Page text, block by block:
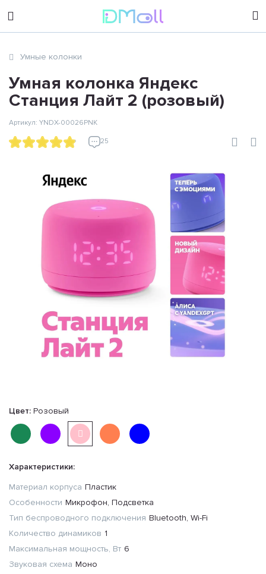
sales@dimoll.ru
Умные колонки
Умная колонка Яндекс
Станция Лайт 2 (розовый)
25
Артикул: YNDX-00026PNK
Цвет: Розовый
Характеристики:
Материал корпуса Пластик
Особенности Микрофон, Подсветка
Тип беспроводного подключения Bluetooth, Wi-Fi
Количество динамиков 1
Максимальная мощность, Вт 6
Звуковая схема Моно